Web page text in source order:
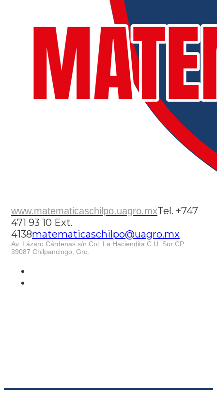
www.matematicaschilpo.uagro.mxTel. +747
471 93 10 Ext.
4138matematicaschilpo@uagro.mx
Av. Lázaro Cárdenas s/n Col. La Haciendita C.U. Sur CP.
39087 Chilpancingo, Gro.